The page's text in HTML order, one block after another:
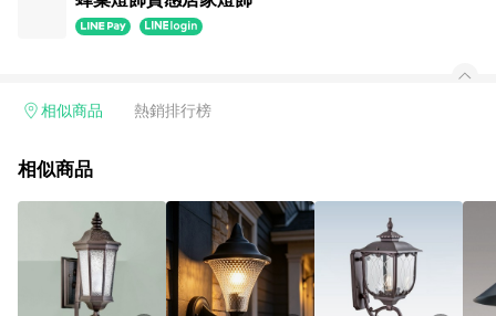
相似商品 熱銷排行榜
相似商品